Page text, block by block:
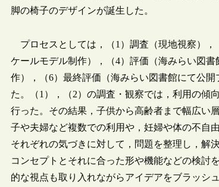
脚の椅子のデザインが誕生した。
プロセスとしては，（1）調査（現地視察），
ケールモデル制作），（4）評価（海みらい図
作），（6）最終評価（海みらい図書館にて公
た。（1），（2）の調査・観察では，利用の傾
行った。その結果，子供から高齢者まで幅広い
子や夫婦など複数での利用や，妊婦や体の不自
それぞれの気づきに対して，問題を整理し，解
コンセプトとそれに合った形や機能などの検討
的な視点も取り入れながらアイデアをブラッシ